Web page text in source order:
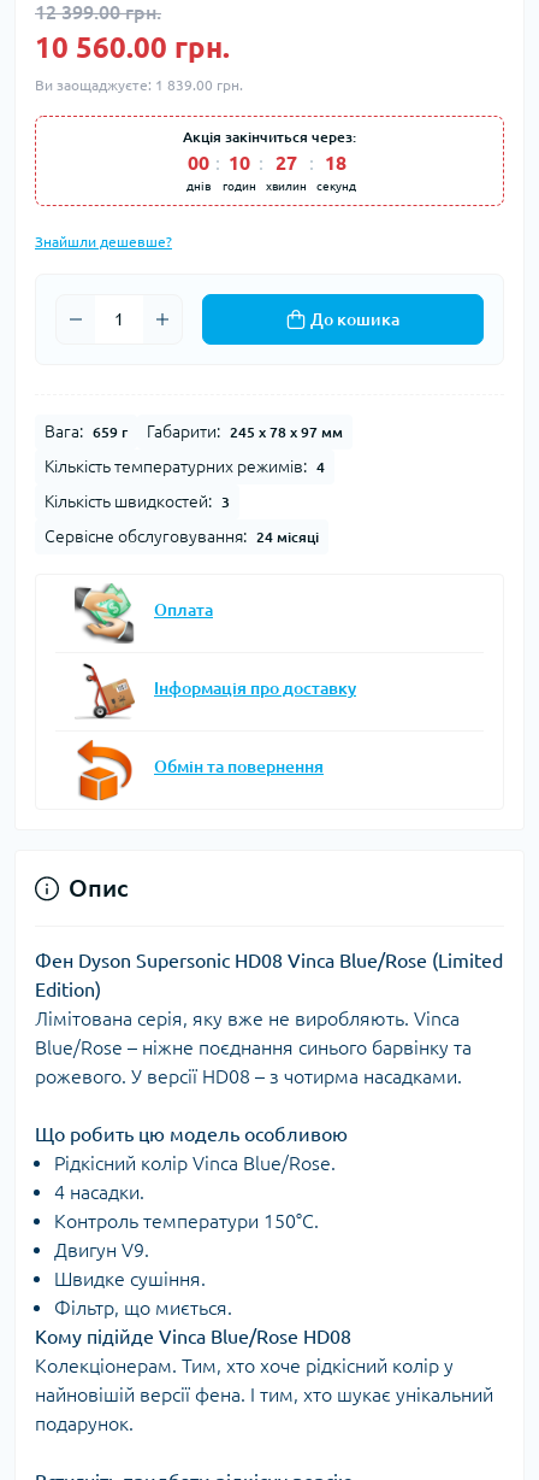
12 399.00 грн.
10 560.00 грн.
Ви заощаджуєте: 1 839.00 грн.
Акція закінчиться через:
00
днів
: 10
годин
: 27
хвилин
: 17
секунд
Знайшли дешевше?
До кошика
Вага: 659 г Габарити: 245 х 78 х 97 мм
Кількість температурних режимів: 4
Кількість швидкостей: 3
Сервісне обслуговування: 24 місяці
Оплата
Інформація про доставку
Обмін та повернення
Опис
Фен Dyson Supersonic HD08 Vinca Blue/Rose (Limited
Edition)
Лімітована серія, яку вже не виробляють. Vinca
Blue/Rose – ніжне поєднання синього барвінку та
рожевого. У версії HD08 – з чотирма насадками.
Що робить цю модель особливою
Рідкісний колір Vinca Blue/Rose.
4 насадки.
Контроль температури 150°C.
Двигун V9.
Швидке сушіння.
Фільтр, що миється.
Кому підійде Vinca Blue/Rose HD08
Колекціонерам. Тим, хто хоче рідкісний колір у
найновішій версії фена. І тим, хто шукає унікальний
подарунок.